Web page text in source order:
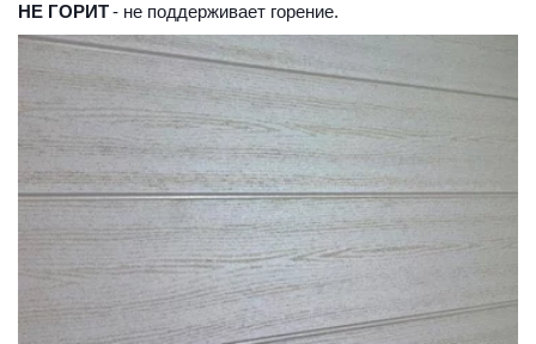
НЕ ГОРИТ - не поддерживает горение.